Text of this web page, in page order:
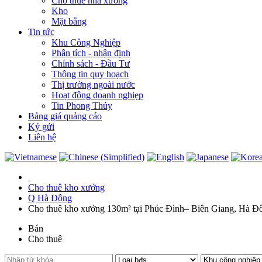
Kho
Mặt bằng
Tin tức
Khu Công Nghiệp
Phân tích - nhận định
Chính sách - Đầu Tư
Thông tin quy hoạch
Thị trường ngoài nước
Hoạt động doanh nghiẹp
Tin Phong Thủy
Bảng giá quảng cáo
Ký gửi
Liên hệ
Cho thuê kho xưởng
Q Hà Đông
Cho thuê kho xưởng 130m² tại Phúc Đình– Biên Giang, Hà
Bán
Cho thuê